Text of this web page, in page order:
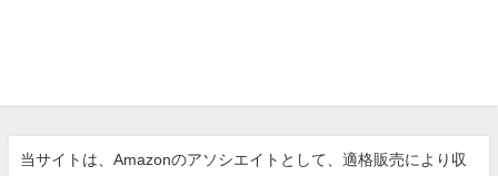
当サイトは、Amazonのアソシエイトとして、適格販売により収